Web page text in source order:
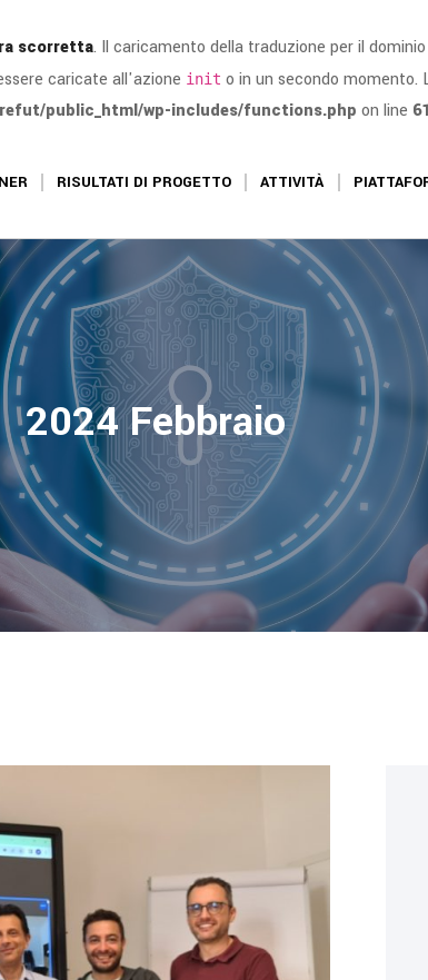
scorretta. Il caricamento della traduzione per il dominio
caricate all'azione init o in un secondo momento.
public_html/wp-includes/functions.php on line
RISULTATI DI PROGETTO ATTIVITÀ
2024 Febbraio